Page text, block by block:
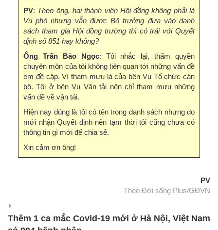
PV: Theo ông, hai thành viên Hội đồng không phải là
Vụ phó nhưng vẫn được Bộ trưởng đưa vào danh
sách tham gia Hội đồng trường thì có trái với Quyết
định số 851 hay không?
Ông Trần Bảo Ngọc: Tôi nhắc lại, thẩm quyền
chuyên môn của tôi không liên quan tới những vấn đề
em đề cập. Vì tham mưu là của bên Vụ Tổ chức cán
bộ. Tôi ở bên Vụ Vận tải nên chỉ tham mưu những
vấn đề về vận tải.
Hiện nay đúng là tôi có tên trong danh sách nhưng do
mới nhận Quyết định nên tạm thời tôi cũng chưa có
thông tin gì mới để chia sẻ.
Xin cảm ơn ông!
PV
Theo Đời sống Plus/GĐVN
Thêm 1 ca mắc Covid-19 mới ở Hà Nội, Việt Nam